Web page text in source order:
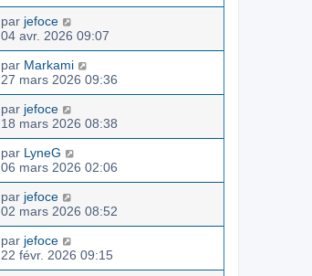
par jefoce
04 avr. 2026 09:07
par Markami
27 mars 2026 09:36
par jefoce
18 mars 2026 08:38
par LyneG
06 mars 2026 02:06
par jefoce
02 mars 2026 08:52
par jefoce
22 févr. 2026 09:15